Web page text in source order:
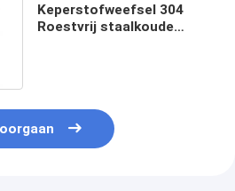
Keperstofweefsel 304
Roestvrij staalkoude